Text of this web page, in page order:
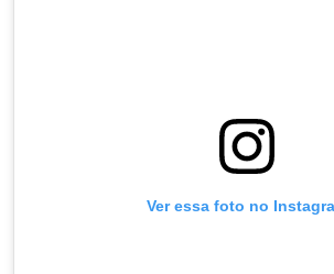
Ver essa foto no